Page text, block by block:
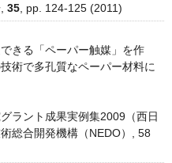
35 , pp. 124-125 (2011)
きる「ペーパー触媒」を作
術で多孔質なペーパー材料に
ラント成果実例集2009（西日
総合開発機構（NEDO）, 58